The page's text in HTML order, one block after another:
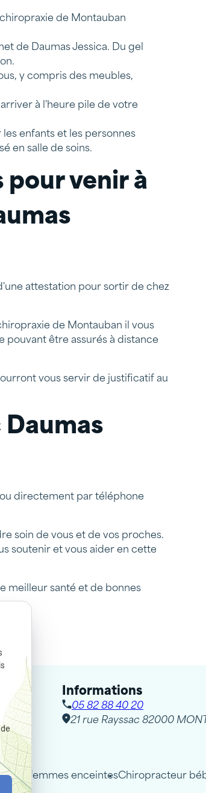
de Montauban
de Daumas Jessica. Du gel
y compris des meubles,
à l'heure pile de votre
enfants et les personnes
en salle de soins.
venir à
attestation pour sortir de chez
de Montauban il vous
pouvant être assurés à distance
vous servir de justificatif au
ou directement par téléphone
soin de vous et de vos proches.
soutenir et vous aider en cette
meilleur santé et de bonnes
Informations
05 82 88 40 20
21 rue Rayssac 82000
femmes enceintesChiropracteur